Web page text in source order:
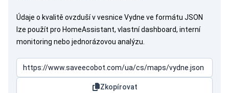
Údaje o kvalitě ovzduší v vesnice Vydne ve formátu JSON
lze použít pro HomeAssistant, vlastní dashboard, interní
monitoring nebo jednorázovou analýzu.
Zkopírovat